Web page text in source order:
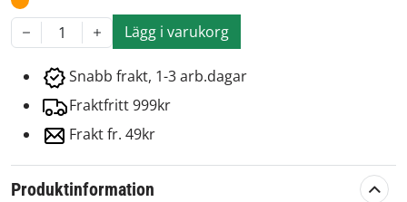
1 Lägg i varukorg
Snabb frakt, 1-3 arb.dagar
Fraktfritt 999kr
Frakt fr. 49kr
Produktinformation